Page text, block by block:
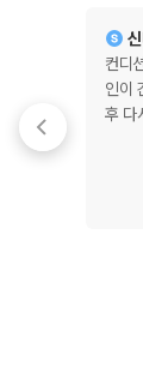
컨디
인이
후 다